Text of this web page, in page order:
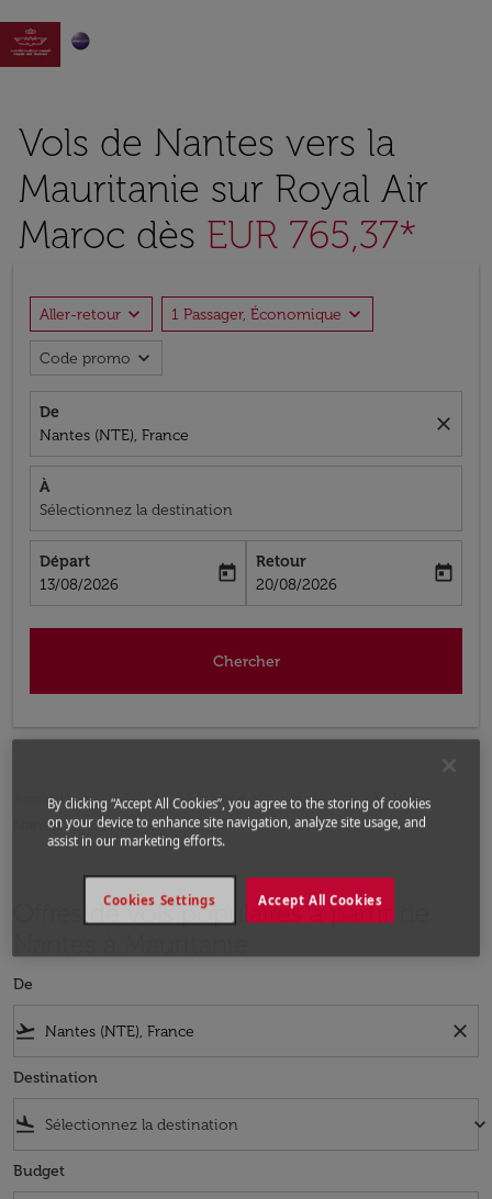

Vols de Nantes vers la
Mauritanie sur Royal Air
Maroc dès EUR 765,37*
Aller-retour expand_more 1 Passager, Économique expand_more
Code promo expand_more
De
Nantes (NTE), France
close
À
Sélectionnez la destination
Départ
fc-booking-departure-date-aria-label
13/08/2026
today
Retour
fc-booking-return-date-aria-label
20/08/2026
today
Chercher
Accueil Vols Vols pour Mauritanie
Vols de
Nantes a Mauritanie
Offres de vols populaires à partir de
De
flight_takeoff close
Destination
flight_land keyboard_arrow_down
Budget
By clicking “Accept All Cookies”, you agree to the storing of cookies
on your device to enhance site navigation, analyze site usage, and
assist in our marketing efforts.
Accept All Cookies
Cookies Settings